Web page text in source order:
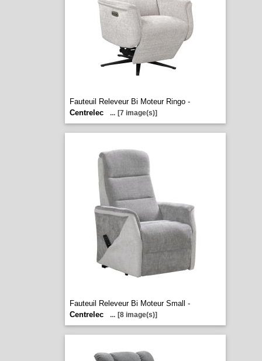
Fauteuil Releveur Bi Moteur Ringo -
Centrelec
... [7 image(s)]
Fauteuil Releveur Bi Moteur Small -
Centrelec
... [8 image(s)]